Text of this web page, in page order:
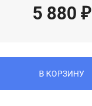
5 880 ₽
В КОРЗИНУ